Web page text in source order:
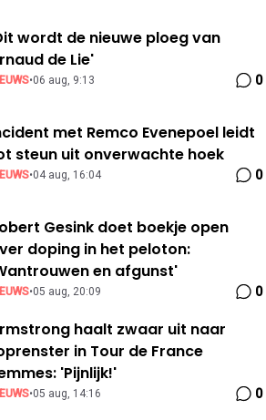
wordt de nieuwe ploeg van
de Lie'
•06 aug, 9:13 0
met Remco Evenepoel leidt
steun uit onverwachte hoek
•04 aug, 16:04 0
Gesink doet boekje open
doping in het peloton:
en afgunst'
•05 aug, 20:09 0
haalt zwaar uit naar
in Tour de France
'Pijnlijk!'
•05 aug, 14:16 0